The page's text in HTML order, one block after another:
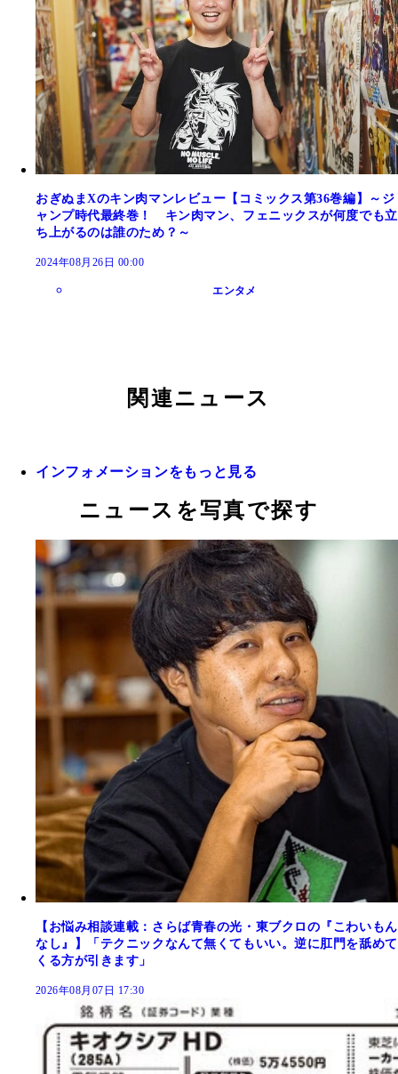
おぎぬまXのキン肉マンレビュー【コミックス第36巻編】～ジ
ャンプ時代最終巻！ キン肉マン、フェニックスが何度でも立
ち上がるのは誰のため？～
2024年08月26日 00:00
エンタメ
関連ニュース
インフォメーションをもっと見る
ニュースを写真で探す
【お悩み相談連載：さらば青春の光・東ブクロの『こわいもん
なし』】「テクニックなんて無くてもいい。逆に肛門を舐めて
くる方が引きます」
2026年08月07日 17:30